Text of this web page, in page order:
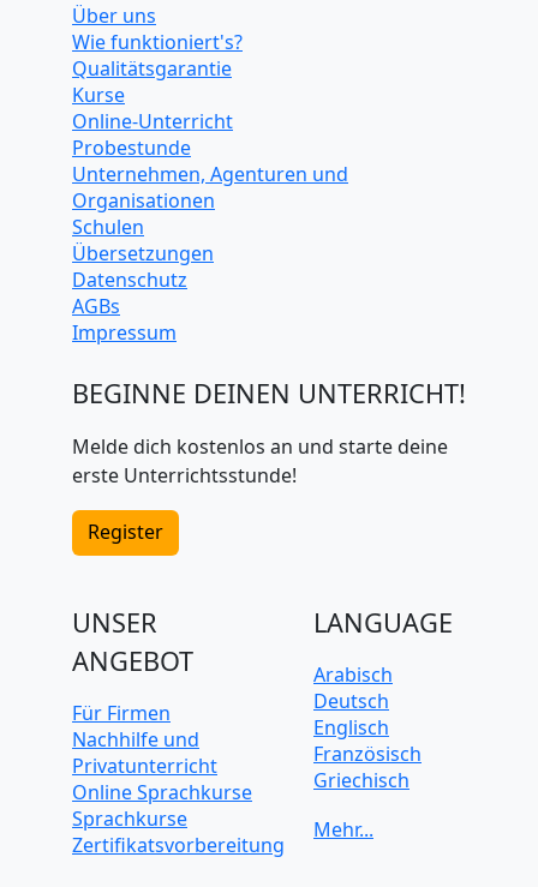
Über uns
Wie funktioniert's?
Qualitätsgarantie
Kurse
Online-Unterricht
Probestunde
Unternehmen, Agenturen und
Organisationen
Schulen
Übersetzungen
Datenschutz
AGBs
Impressum
BEGINNE DEINEN UNTERRICHT!
Melde dich kostenlos an und starte deine
erste Unterrichtsstunde!
Register
UNSER
ANGEBOT
Für Firmen
Nachhilfe und
Privatunterricht
Online Sprachkurse
Sprachkurse
Zertifikatsvorbereitung
LANGUAGE
Arabisch
Deutsch
Englisch
Französisch
Griechisch
Japanisch